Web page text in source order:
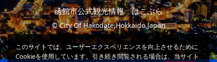
函館市公式観光情報 はこぶら
© City Of Hakodate,Hokkaido,Japan
このサイトでは、ユーザーエクスペリエンスを向上させるために
Cookieを使用しています。引き続き閲覧される場合は、当サイト